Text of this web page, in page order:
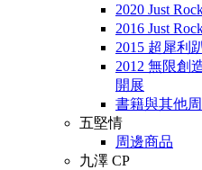
2020 Just
2016 Just
2015 超犀利
2012 無限創
開展
書籍與其他
五堅情
周邊商品
九澤 CP